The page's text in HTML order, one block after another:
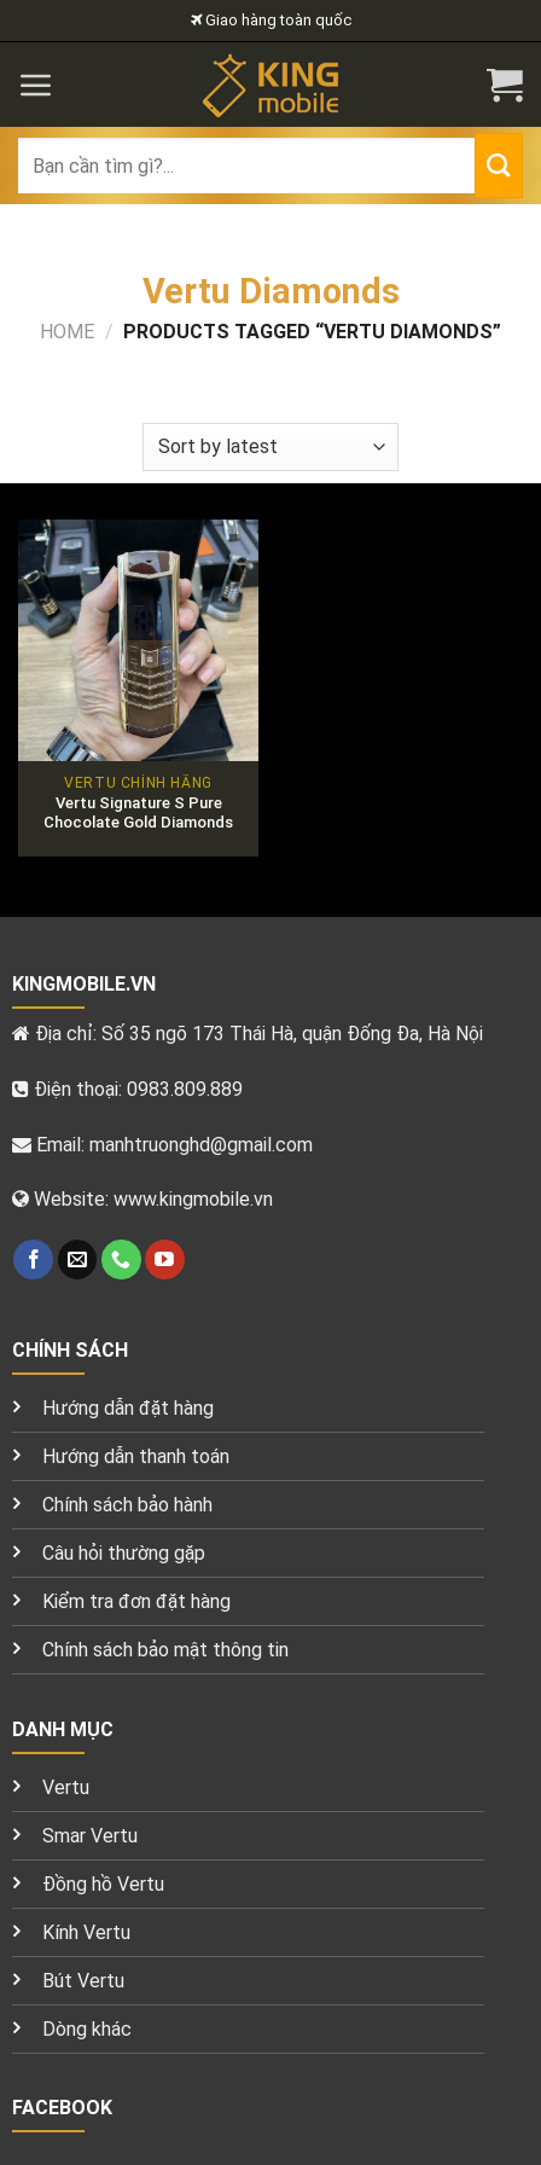
to
content
Giao hàng toàn quốc
for:
Vertu Diamonds
HOME / PRODUCTS TAGGED “VERTU DIAMONDS”
VERTU CHÍNH HÃNG
Vertu Signature S Pure
Chocolate Gold Diamonds
KINGMOBILE.VN
Địa chỉ: Số 35 ngõ 173 Thái Hà, quận Đống Đa, Hà Nội
Điện thoại: 0983.809.889
Email: manhtruonghd@gmail.com
Website: www.kingmobile.vn
CHÍNH SÁCH
Hướng dẫn đặt hàng
Hướng dẫn thanh toán
Chính sách bảo hành
Câu hỏi thường gặp
Kiểm tra đơn đặt hàng
Chính sách bảo mật thông tin
DANH MỤC
Vertu
Smar Vertu
Đồng hồ Vertu
Kính Vertu
Bút Vertu
Dòng khác
FACEBOOK